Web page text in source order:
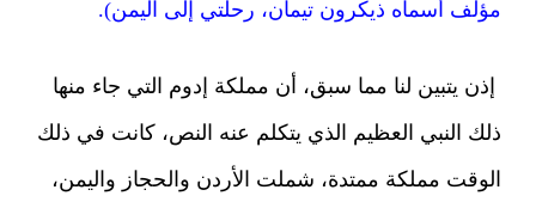
مؤلف أسماه ذيكرون تيمان، رحلتي إلى اليمن).
إذن يتبين لنا مما سبق، أن مملكة إدوم التي جاء منها
ذلك النبي العظيم الذي يتكلم عنه النص، كانت في ذلك
الوقت مملكة ممتدة، شملت الأردن والحجاز واليمن،